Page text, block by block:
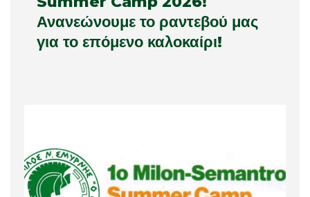
Ανανεώνουμε το ραντεβού μας
για το επόμενο καλοκαίρι!